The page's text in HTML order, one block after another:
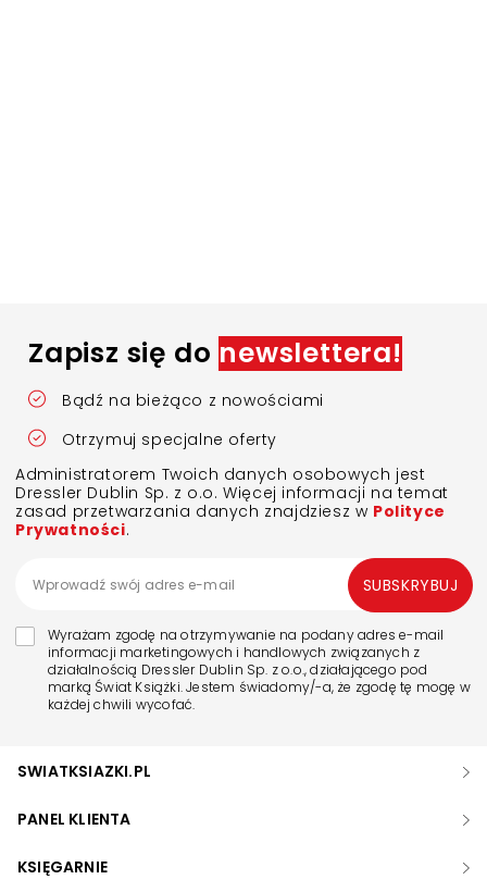
Zapisz się do newslettera!
Bądź na bieżąco z nowościami
Otrzymuj specjalne oferty
Administratorem Twoich danych osobowych jest
Dressler Dublin Sp. z o.o. Więcej informacji na temat
zasad przetwarzania danych znajdziesz w Polityce
Prywatności.
Wyrażam zgodę na otrzymywanie na podany adres e-mail
informacji marketingowych i handlowych związanych z
działalnością Dressler Dublin Sp. z o.o., działającego pod
marką Świat Książki. Jestem świadomy/-a, że zgodę tę mogę w
każdej chwili wycofać.
SUBSKRYBUJ
SWIATKSIAZKI.PL
PANEL KLIENTA
KSIĘGARNIE